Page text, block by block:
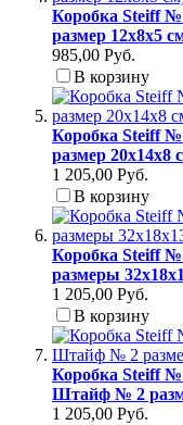
Коробка Steiff
размер 12x8x5
985,00 Руб.
В корзину
Коробка Steiff
размер 20x14x8
1 205,00 Руб.
В корзину
Коробка Steiff
размеры
1 205,00 Руб.
В корзину
Коробка Steiff №
Штайф № 2
1 205,00 Руб.